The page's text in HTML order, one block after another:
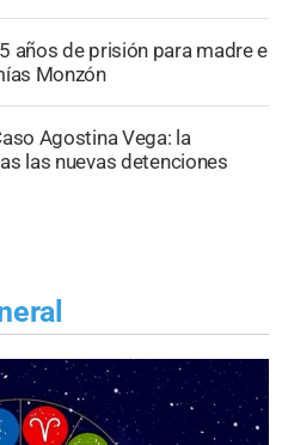
años de prisión para madre e
Monzón
Agostina Vega: la
las nuevas detenciones